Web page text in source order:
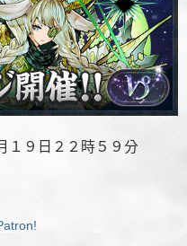
１９日２２時５９分